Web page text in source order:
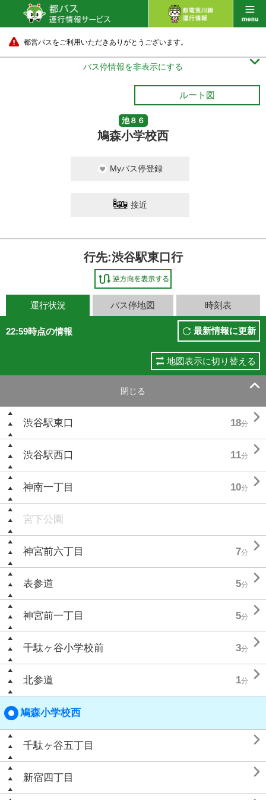
都営バスをご利用いただきありがとうございます。
バス停情報を非表示にする 
ルート図
池８６
鳩森小学校西
Myバス停登録
接近
行先:渋谷駅東口行
運行状況 バス停地図 時刻表
22:59時点の情報 最新情報に更新
地図表示に切り替える
閉じる 
渋谷駅東口 18分 
渋谷駅西口 11分 
神南一丁目 10分 
宮下公園
神宮前六丁目 7分 
表参道 5分 
神宮前一丁目 5分 
千駄ヶ谷小学校前 3分 
北参道 1分 
鳩森小学校西
千駄ヶ谷五丁目 
新宿四丁目 